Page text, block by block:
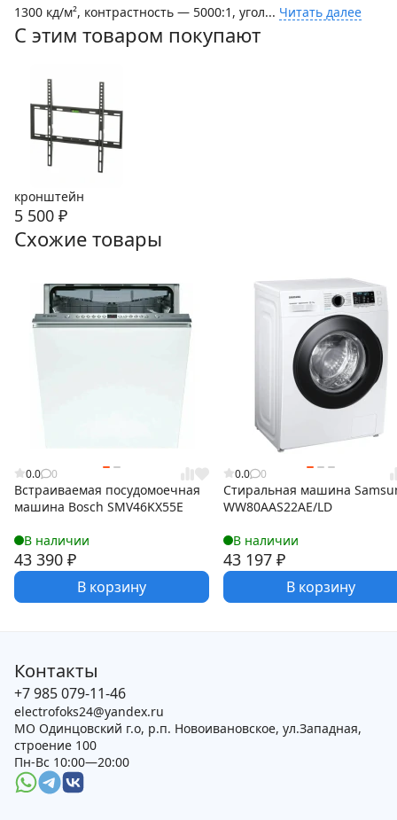
1300 кд/м², контрастность — 5000:1, угол... Читать далее
С этим товаром покупают
кронштейн
5 500 ₽
Схожие товары
0.0 0
Встраиваемая посудомоечная
машина Bosch SMV46KX55E
В наличии
43 390 ₽
В корзину
0.0 0
Стиральная машина
WW80AAS22AE/LD
В наличии
43 197 ₽
В корзину
Контакты
+7 985 079-11-46
electrofoks24@yandex.ru
МО Одинцовский г.о, р.п. Новоивановское, ул.Западная,
строение 100
Пн-Вс 10:00—20:00